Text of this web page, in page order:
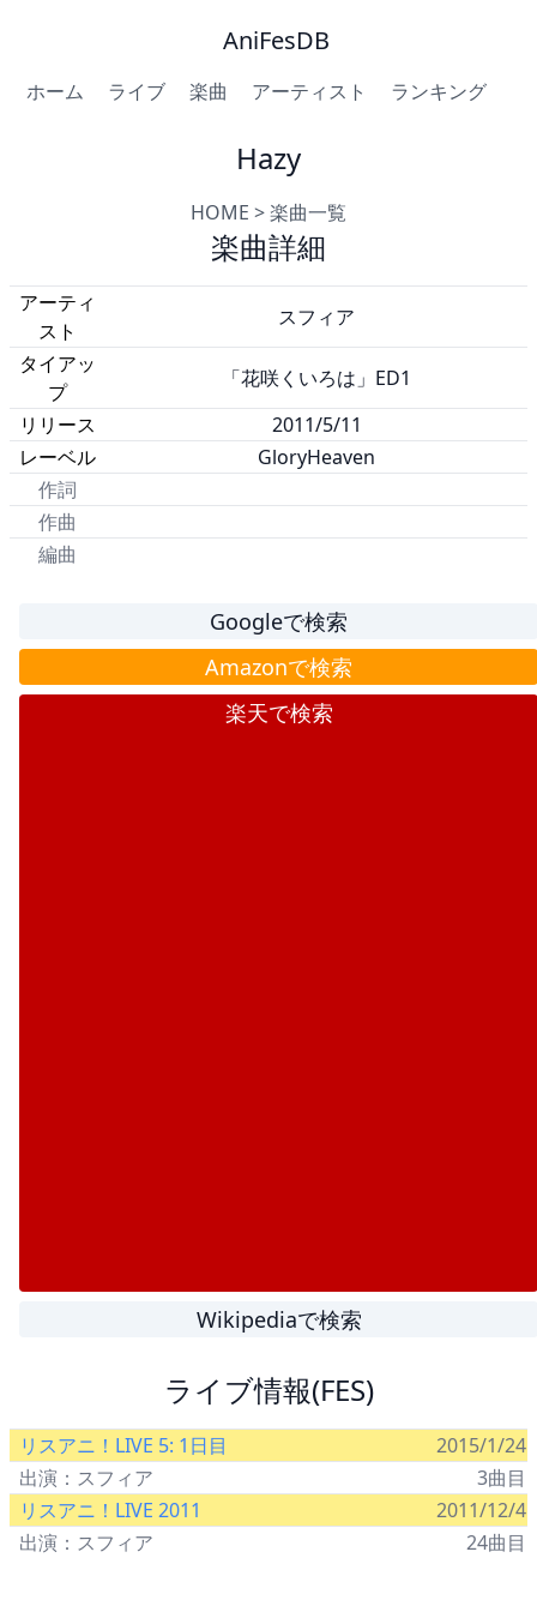
AniFesDB
ホーム ライブ 楽曲 アーティスト ランキング
Hazy
HOME >楽曲一覧
楽曲詳細
アーティ
スト
スフィア
タイアッ
プ
「花咲くいろは」ED1
リリース
2011/5/11
レーベル
GloryHeaven
作詞
作曲
編曲
Googleで検索
Amazonで検索
楽天で検索
Wikipediaで検索
ライブ情報(FES)
リスアニ！LIVE 5: 1日目
2015/1/24
出演：スフィア
3曲目
リスアニ！LIVE 2011
2011/12/4
出演：スフィア
24曲目